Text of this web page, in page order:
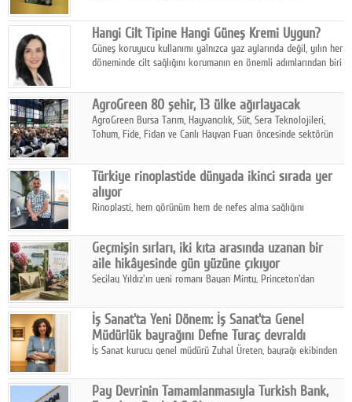
aksiyonu ve karanlık fantastik atmosferi bir araya getirmeyi
sürdürüyor.
Hangi Cilt Tipine Hangi Güneş Kremi Uygun?
Güneş koruyucu kullanımı yalnızca yaz aylarında değil, yılın her
döneminde cilt sağlığını korumanın en önemli adımlarından biri
AgroGreen 80 şehir, 13 ülke ağırlayacak
AgroGreen Bursa Tarım, Hayvancılık, Süt, Sera Teknolojileri,
Tohum, Fide, Fidan ve Canlı Hayvan Fuarı öncesinde sektörün
Türkiye rinoplastide dünyada ikinci sırada yer
alıyor
Rinoplasti, hem görünüm hem de nefes alma sağlığını
biri konumunda.
Geçmişin sırları, iki kıta arasında uzanan bir
aile hikâyesinde gün yüzüne çıkıyor
Seçilay Yıldız'ın yeni romanı Bayan Minty, Princeton'dan
katmanlı bir aile hikâyesi anlatıyor.
İş Sanat'ta Yeni Dönem: İş Sanat'ta Genel
Müdürlük bayrağını Defne Turaç devraldı
İş Sanat kurucu genel müdürü Zuhal Üreten, bayrağı ekibinden
Pay Devrinin Tamamlanmasıyla Turkish Bank,